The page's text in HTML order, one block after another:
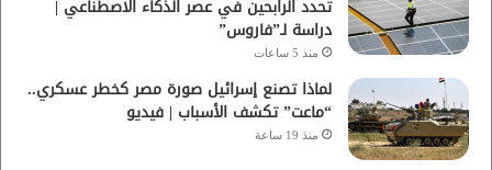
تحدد الرابحين في عصر الذكاء الاصطناعي |
دراسة لـ”فاروس”
منذ 5 ساعات
لماذا تصنع إسرائيل صورة مصر كخطر عسكري..
“ماعت” تكشف الأسباب | فيديو
منذ 19 ساعة